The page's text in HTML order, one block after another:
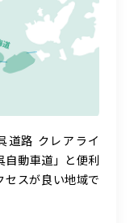
道路 クレアライ
自動車道」と便利
セスが良い地域で